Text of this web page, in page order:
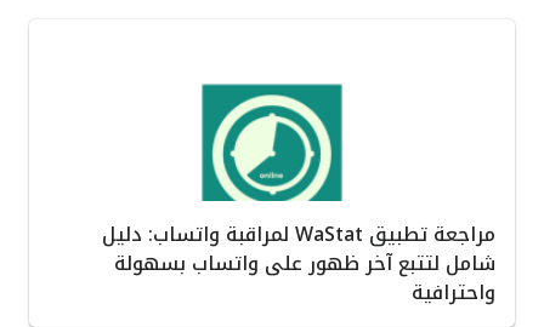
مراجعة تطبيق WaStat لمراقبة واتساب: دليل
شامل لتتبع آخر ظهور على واتساب بسهولة
واحترافية